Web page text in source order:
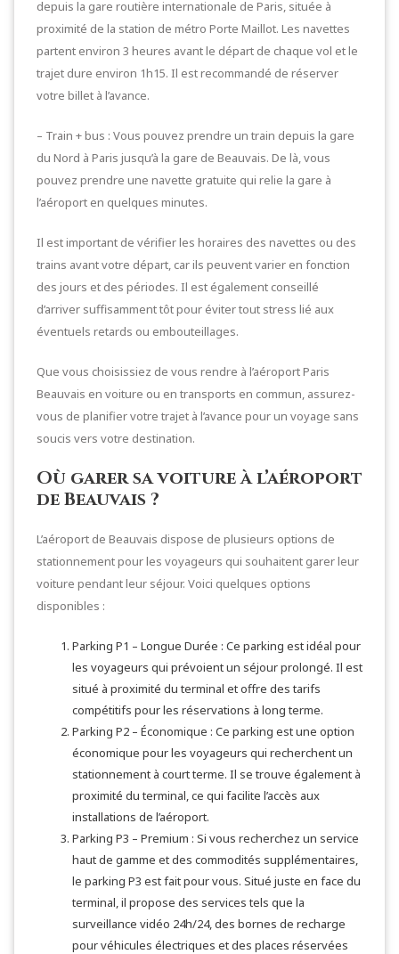
depuis la gare routière internationale de Paris, située à
proximité de la station de métro Porte Maillot. Les navettes
partent environ 3 heures avant le départ de chaque vol et le
trajet dure environ 1h15. Il est recommandé de réserver
votre billet à l’avance.
– Train + bus : Vous pouvez prendre un train depuis la gare
du Nord à Paris jusqu’à la gare de Beauvais. De là, vous
pouvez prendre une navette gratuite qui relie la gare à
l’aéroport en quelques minutes.
Il est important de vérifier les horaires des navettes ou des
trains avant votre départ, car ils peuvent varier en fonction
des jours et des périodes. Il est également conseillé
d’arriver suffisamment tôt pour éviter tout stress lié aux
éventuels retards ou embouteillages.
Que vous choisissiez de vous rendre à l’aéroport Paris
Beauvais en voiture ou en transports en commun, assurez-
vous de planifier votre trajet à l’avance pour un voyage sans
soucis vers votre destination.
Où garer sa voiture à l’aéroport
de Beauvais ?
L’aéroport de Beauvais dispose de plusieurs options de
stationnement pour les voyageurs qui souhaitent garer leur
voiture pendant leur séjour. Voici quelques options
disponibles :
Parking P1 – Longue Durée : Ce parking est idéal pour
les voyageurs qui prévoient un séjour prolongé. Il est
situé à proximité du terminal et offre des tarifs
compétitifs pour les réservations à long terme.
Parking P2 – Économique : Ce parking est une option
économique pour les voyageurs qui recherchent un
stationnement à court terme. Il se trouve également à
proximité du terminal, ce qui facilite l’accès aux
installations de l’aéroport.
Parking P3 – Premium : Si vous recherchez un service
haut de gamme et des commodités supplémentaires,
le parking P3 est fait pour vous. Situé juste en face du
terminal, il propose des services tels que la
surveillance vidéo 24h/24, des bornes de recharge
pour véhicules électriques et des places réservées